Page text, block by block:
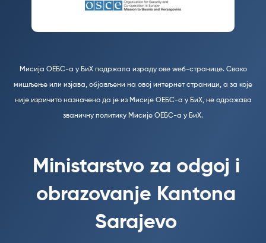
Мисија ОЕБС-а у БиХ подржала израду ове wеб-странице. Свако
мишљење или изјава, објављени на овој интернет страници, а за које
није изричито назначено да је из Мисије ОЕБС-а у БиХ, не одражава
званичну политику Мисије ОЕБС-а у БиХ.
Ministarstvo za odgoj i
obrazovanje Kantona
Sarajevo